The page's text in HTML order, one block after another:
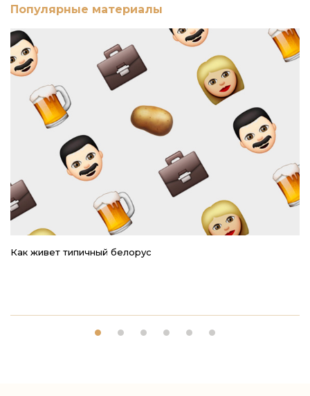
Популярные материалы
Как живет типичный белорус